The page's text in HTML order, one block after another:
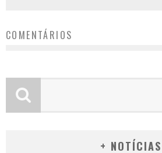
COMENTÁRIOS
+ NOTÍCIAS